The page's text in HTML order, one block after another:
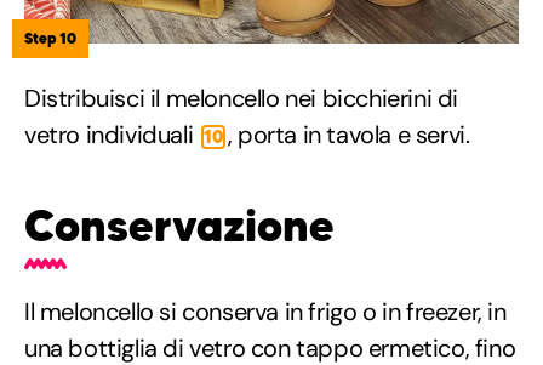
Step 10
Distribuisci il meloncello nei bicchierini di
vetro individuali 10 , porta in tavola e servi.
Conservazione
Il meloncello si conserva in frigo o in freezer, in
una bottiglia di vetro con tappo ermetico, fino